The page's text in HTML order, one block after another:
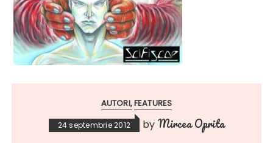
AUTORI FEATURES
24 septembrie 2012 by Mircea Oprita